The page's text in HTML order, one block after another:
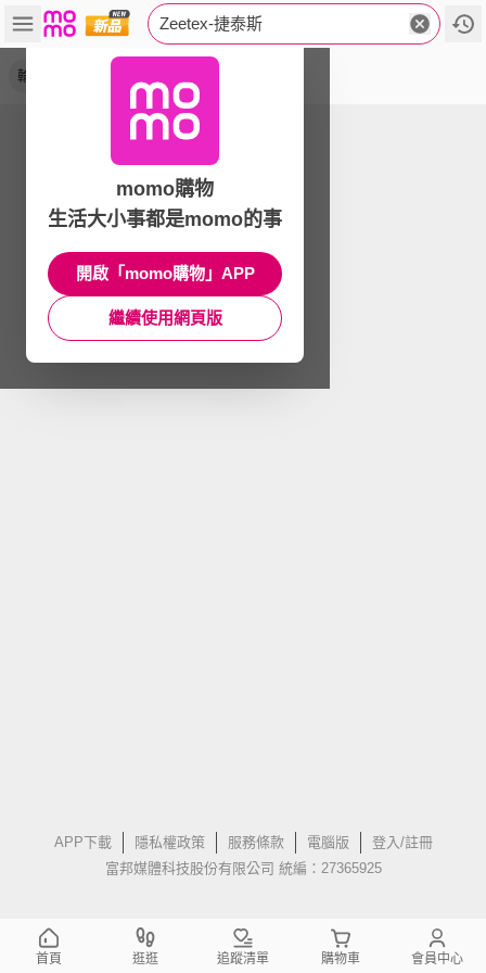
Zeetex-捷泰斯
輪胎
APP下載 隱私權政策 服務條款 電腦版
登入/註冊
富邦媒體科技股份有限公司 統編：27365925
momo購物
生活大小事都是momo的事
開啟「momo購物」APP
繼續使用網頁版
首頁 逛逛 追蹤清單 購物車 會員中心